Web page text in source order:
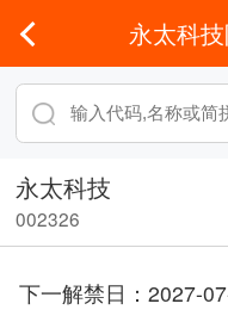
永太科
永太科技
002326
下一解禁日： 2027-